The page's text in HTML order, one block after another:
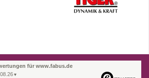
für www.fabus.de
▼